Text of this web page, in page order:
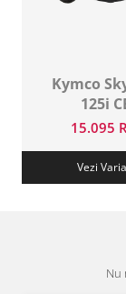
Kymco
125i
15.095
Vezi
Nu